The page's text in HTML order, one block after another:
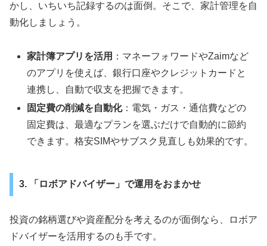
かし、いちいち記録するのは面倒。そこで、家計管理を自
動化しましょう。
家計簿アプリを活用 ：マネーフォワードやZaimなど
のアプリを使えば、銀行口座やクレジットカードと
連携し、自動で収支を把握できます。
固定費の削減を自動化：電気・ガス・通信費などの
固定費は、最適なプランを選ぶだけで自動的に節約
できます。格安SIMやサブスク見直しも効果的です。
3. 「ロボアドバイザー」で運用をおまかせ
投資の銘柄選びや資産配分を考えるのが面倒なら、ロボア
ドバイザーを活用するのも手です。